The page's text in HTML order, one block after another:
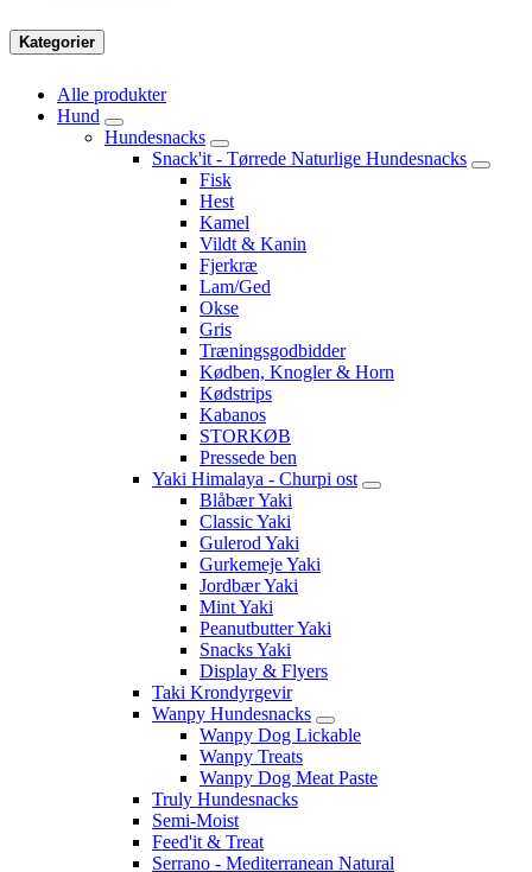
Kategorier
Alle produkter
Hund
Hundesnacks
Snack'it - Tørrede Naturlige Hundesnacks
Fisk
Hest
Kamel
Vildt & Kanin
Fjerkræ
Lam/Ged
Okse
Gris
Træningsgodbidder
Kødben, Knogler & Horn
Kødstrips
Kabanos
STORKØB
Pressede ben
Yaki Himalaya - Churpi ost
Blåbær Yaki
Classic Yaki
Gulerod Yaki
Gurkemeje Yaki
Jordbær Yaki
Mint Yaki
Peanutbutter Yaki
Snacks Yaki
Display & Flyers
Taki Krondyrgevir
Wanpy Hundesnacks
Wanpy Dog Lickable
Wanpy Treats
Wanpy Dog Meat Paste
Truly Hundesnacks
Semi-Moist
Feed'it & Treat
Serrano - Mediterranean Natural